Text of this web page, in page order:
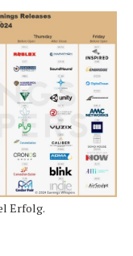
Erfolg.